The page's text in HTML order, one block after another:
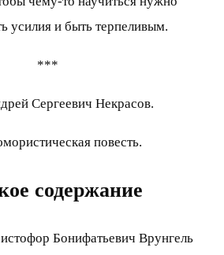
усилия и быть терпеливым.
***
Сергеевич Некрасов.
повесть.
содержание
Бонифатьевич Врунгель